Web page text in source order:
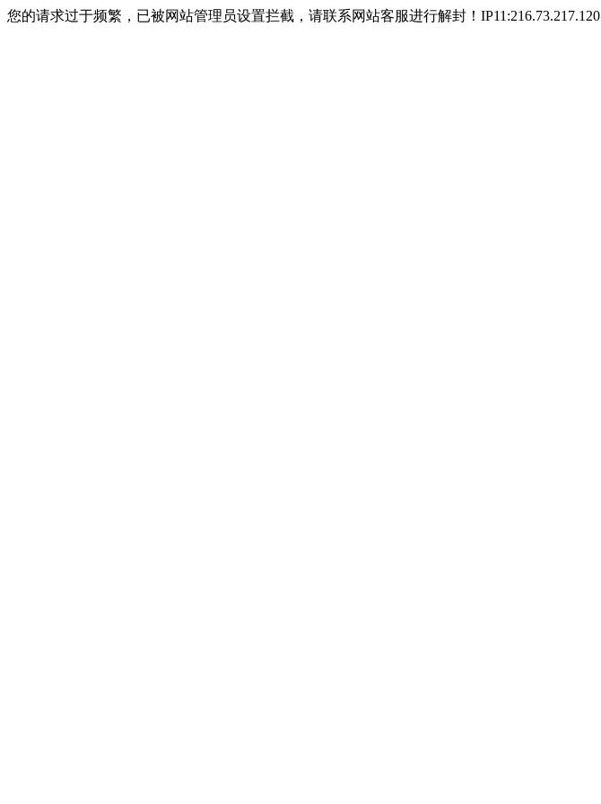
您的请求过于频繁，已被网站管理员设置拦截，请联系网站客服进行解封！IP11:216.73.217.120